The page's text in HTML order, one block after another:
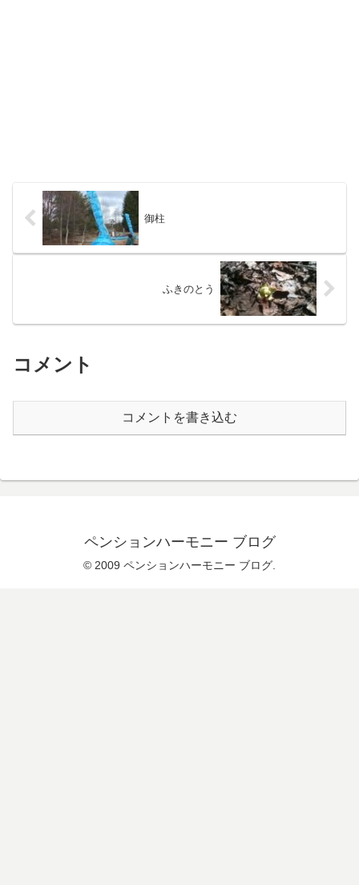
御柱
ふきのとう
コメント
コメントを書き込む
ペンションハーモニー ブログ
© 2009 ペンションハーモニー ブログ.